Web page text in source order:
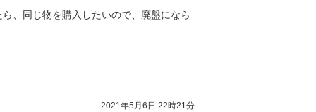
、同じ物を購入したいので、廃盤になら
2021年5月6日 22時21分